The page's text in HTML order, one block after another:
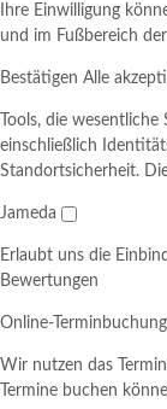
Ihre Einwilligung
und im Fußbereich
Bestätigen Alle
Tools, die
einschließlich
Standortsicherheit.
Jameda
Erlaubt uns die
Bewertungen
Online-Terminbuchung
Wir nutzen das
Termine buchen